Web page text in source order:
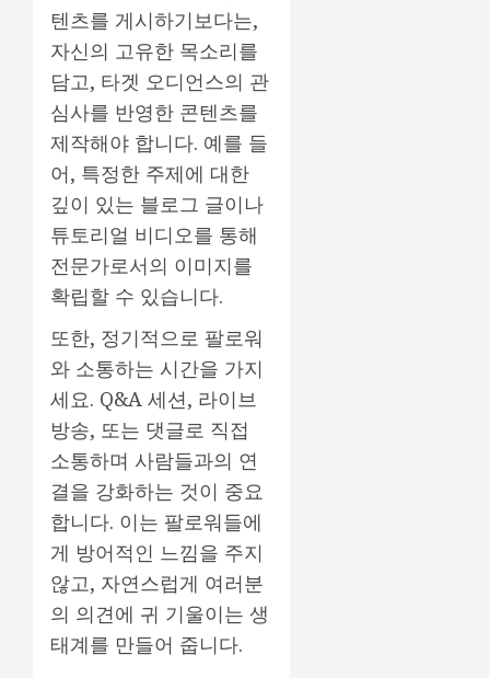
텐츠를 게시하기보다는,
자신의 고유한 목소리를
담고, 타겟 오디언스의 관
심사를 반영한 콘텐츠를
제작해야 합니다. 예를 들
어, 특정한 주제에 대한
깊이 있는 블로그 글이나
튜토리얼 비디오를 통해
전문가로서의 이미지를
확립할 수 있습니다.
또한, 정기적으로 팔로워
와 소통하는 시간을 가지
세요. Q&A 세션, 라이브
방송, 또는 댓글로 직접
소통하며 사람들과의 연
결을 강화하는 것이 중요
합니다. 이는 팔로워들에
게 방어적인 느낌을 주지
않고, 자연스럽게 여러분
의 의견에 귀 기울이는 생
태계를 만들어 줍니다.